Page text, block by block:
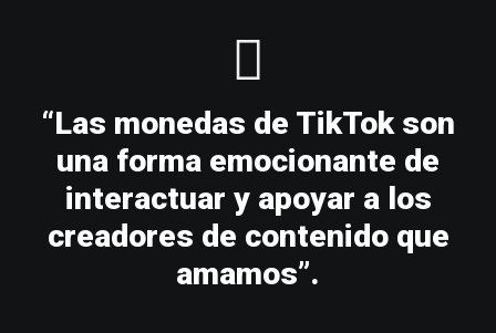
“Las monedas de TikTok son
una forma emocionante de
interactuar y apoyar a los
creadores de contenido que
amamos”.